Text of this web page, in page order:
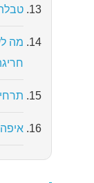
מה